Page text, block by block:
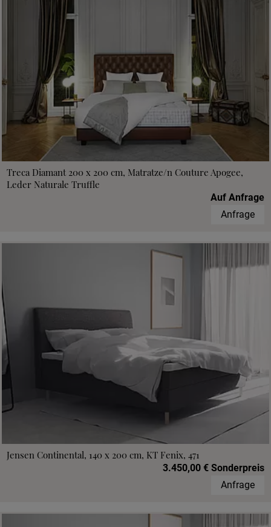
Treca Diamant 200 x 200 cm, Matratze/n Couture Apogee,
Leder Naturale Truffle
Auf Anfrage
Anfrage
Jensen Continental, 140 x 200 cm, KT Fenix, 471
3.450,00 € Sonderpreis
Anfrage